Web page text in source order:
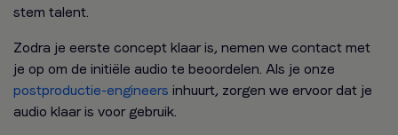
stem talent.
Zodra je eerste concept klaar is, nemen we contact met
je op om de initiële audio te beoordelen. Als je onze
postproductie-engineers inhuurt, zorgen we ervoor dat je
audio klaar is voor gebruik.